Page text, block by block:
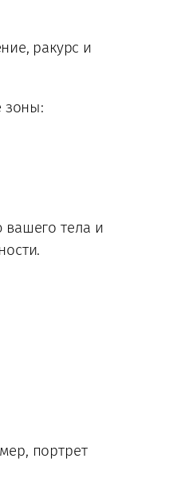
ракурс и
зоны:
вашего тела и
портрет